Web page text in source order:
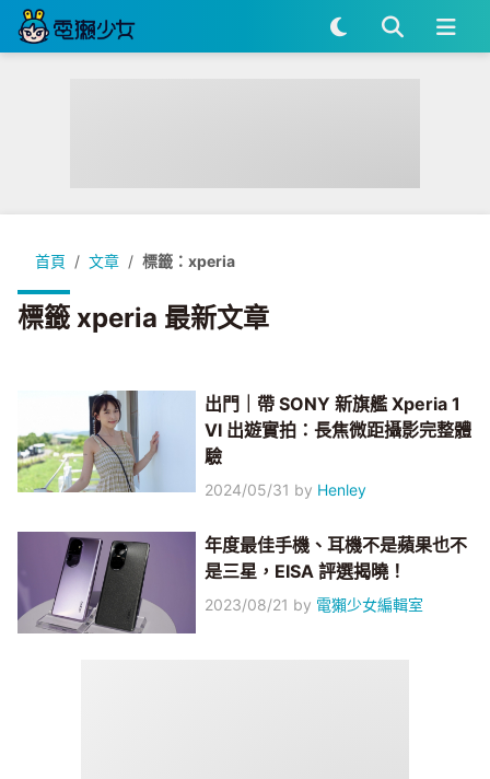
首頁 文章 標籤：xperia
標籤 xperia 最新文章
出門｜帶 SONY 新旗艦 Xperia 1
VI 出遊實拍：長焦微距攝影完整體
驗
2024/05/31 by Henley
年度最佳手機、耳機不是蘋果也不
是三星，EISA 評選揭曉！
2023/08/21 by 電獺少女編輯室